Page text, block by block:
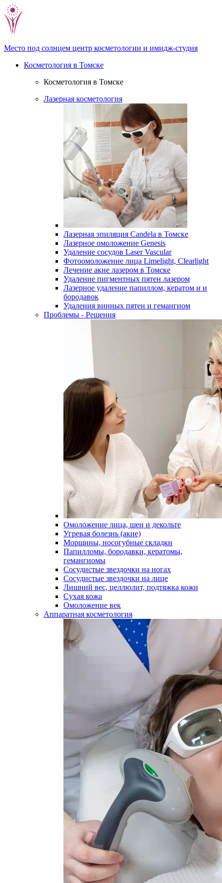
Место под солнцем центр косметологии и имидж-студия
Косметология в Томске
Косметология в Томске
Лазерная косметология
Лазерная эпиляция Candela в Томске
Лазерное омоложение Genesis
Удаление сосудов Laser Vascular
Фотоомоложение лица Limelight, Clearlight
Лечение акне лазером в Томске
Удаление пигментных пятен лазером
Лазерное удаление папиллом, кератом и и
бородавок
Удаления винных пятен и гемангиом
Проблемы - Решения
Омоложение лица, шеи и декольте
Угревая болезнь (акне)
Морщины, носогубные складки
Папилломы, бородавки, кератомы,
гемангиомы
Сосудистые звездочки на ногах
Сосудистые звездочки на лице
Лишний вес, целлюлит, подтяжка кожи
Сухая кожа
Омоложение век
Аппаратная косметология